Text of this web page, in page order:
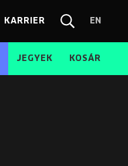
KARRIER EN
EN
JEGYEK KOSÁR